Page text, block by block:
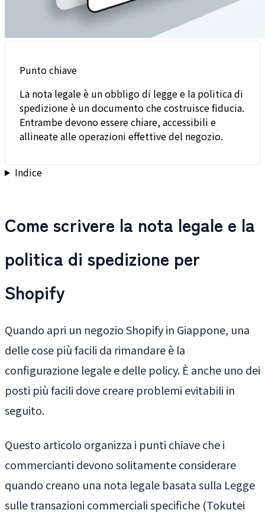
Punto chiave
La nota legale è un obbligo di legge e la politica di
spedizione è un documento che costruisce fiducia.
Entrambe devono essere chiare, accessibili e
allineate alle operazioni effettive del negozio.
Indice
Come scrivere la nota legale e la
politica di spedizione per
Shopify
Quando apri un negozio Shopify in Giappone, una
delle cose più facili da rimandare è la
configurazione legale e delle policy. È anche uno dei
posti più facili dove creare problemi evitabili in
seguito.
Questo articolo organizza i punti chiave che i
commercianti devono solitamente considerare
quando creano una nota legale basata sulla Legge
sulle transazioni commerciali specifiche (Tokutei